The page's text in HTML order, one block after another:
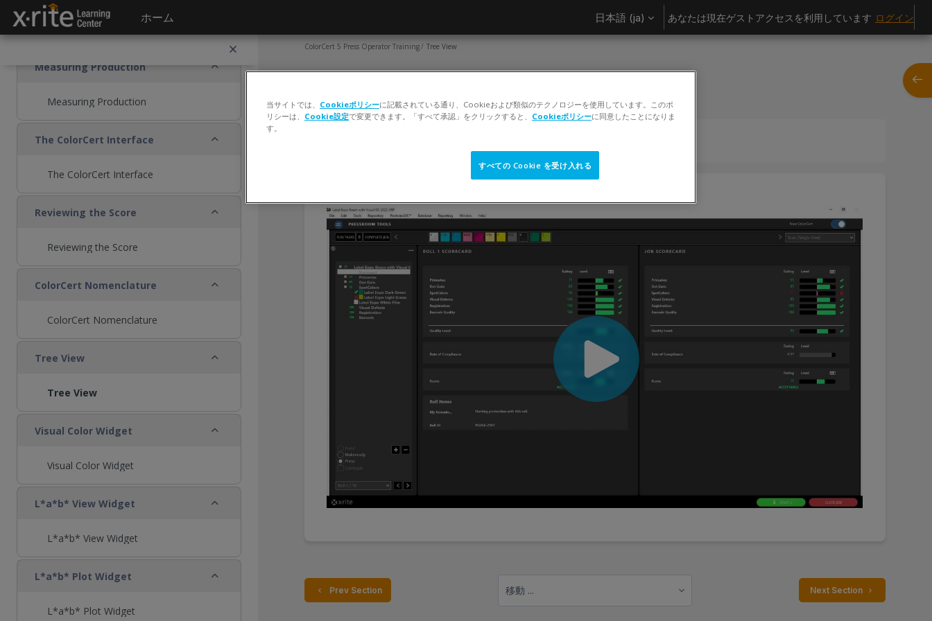
メインコンテンツへスキップする
ホーム 日本語 ‎(ja)‎ あなたは現在ゲストアクセスを利用しています ログイン
Saving a Local Copy
Measuring Production 折りたたむ
Measuring Production
The ColorCert Interface 折りたたむ
The ColorCert Interface
Reviewing the Score 折りたたむ
Reviewing the Score
ColorCert Nomenclature 折りたたむ
ColorCert Nomenclature
Tree View 折りたたむ
Tree View
Visual Color Widget 折りたたむ
Visual Color Widget
L*a*b* View Widget 折りたたむ
L*a*b* View Widget
L*a*b* Plot Widget 折りたたむ
L*a*b* Plot Widget
ブロ
ColorCert 5 Press Operator Training Tree View
ページ
  Prev Section
移動 ... Next Section
当サイトでは、 Cookieポリシーに記載されている通り、Cookieおよび類似のテクノロジーを使用しています。このポ
リシーは、 Cookie設定で変更できます。「すべて承認」をクリックすると、 Cookieポリシーに同意したことになりま
す。
すべての Cookie を受け入れる